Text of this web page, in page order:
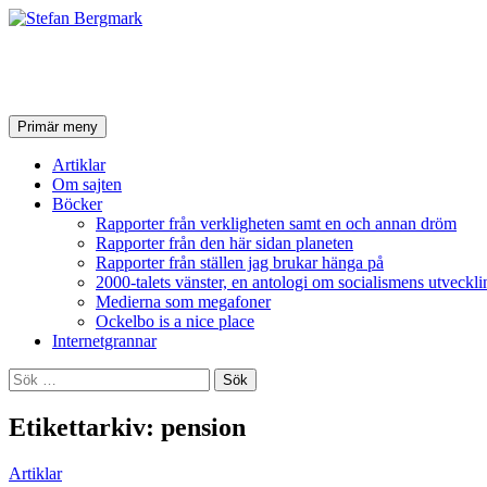
SökPrimär meny Hoppa
till
innehåll
Artiklar
Om sajten
Böcker
Rapporter från verkligheten samt en och annan dröm
Rapporter från den här sidan planeten
Rapporter från ställen jag brukar hänga på
2000-talets vänster, en antologi om socialismens
Medierna som megafoner
Ockelbo is a nice place
Internetgrannar
Sök
efter:
Etikettarkiv: pension
Artiklar